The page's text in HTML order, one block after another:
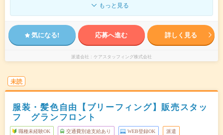
もっと見る
気になる! 応募へ進む 詳しく見る
派遣会社 ケアスタッフィング株式会社
未読
服装・髪色自由【ブリーフィング】販売スタッ
フ グランフロント
職種未経験OK 交通費別途支給あり WEB登録OK 派遣